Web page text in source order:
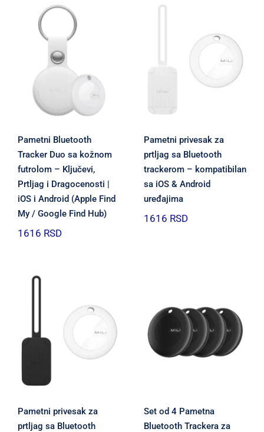
Pametni Bluetooth
Tracker Duo sa kožnom
futrolom – Ključevi,
Prtljag i Dragocenosti |
iOS i Android (Apple Find
My / Google Find Hub)
1616 RSD
Pametni privesak za
prtljag sa Bluetooth
trackerom – kompatibilan
sa iOS & Android
uređajima
1616 RSD
Pametni privesak za
prtljag sa Bluetooth
Set od 4 Pametna
Bluetooth Trackera za